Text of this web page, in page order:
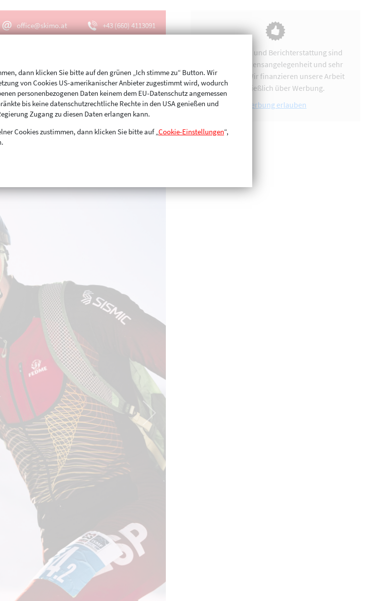
office@skimo.at +43 (660) 4113091
Menu
Vereinsarbeit und Berichterstattung sind
uns eine Herzensangelegenheit und sehr
zeitintensiv. Wir finanzieren unsere Arbeit
ausschließlich über Werbung.
Werbung erlauben
dann klicken Sie bitte auf den grünen „Ich stimme zu“ Button. Wir
von Cookies US-amerikanischer Anbieter zugestimmt wird, wodurch
personenbezogenen Daten keinem dem EU-Datenschutz angemessen
bis keine datenschutzrechtliche Rechte in den USA genießen und
Zugang zu diesen Daten erlangen kann.
Cookies zustimmen, dann klicken Sie bitte auf „Cookie-Einstellungen“,